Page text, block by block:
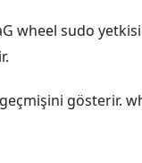
wheel sudo
gösterir.